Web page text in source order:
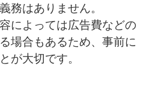
務はありません。
によっては広告費などの
場合もあるため、事前に
が大切です。